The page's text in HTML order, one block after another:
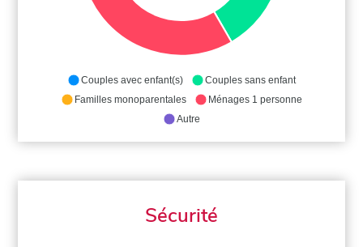
Couples avec enfant(s)
Couples sans enfant
Familles monoparentales
Ménages 1 personne
Autre
Sécurité